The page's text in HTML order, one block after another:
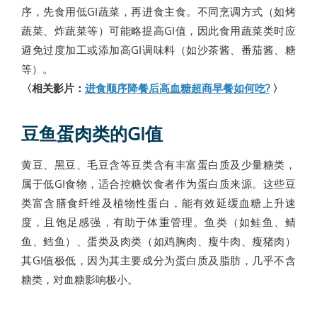
序，先食用低GI蔬菜，再进食主食。不同烹调方式（如烤
蔬菜、炸蔬菜等）可能略提高GI值，因此食用蔬菜类时应
避免过度加工或添加高GI调味料（如沙茶酱、番茄酱、糖
等）。
〈相关影片： 进食顺序降餐后高血糖超商早餐如何吃?〉
豆鱼蛋肉类的GI值
黄豆、黑豆、毛豆含等豆类含有丰富蛋白质及少量糖类，
属于低GI食物，适合控糖饮食者作为蛋白质来源。这些豆
类富含膳食纤维及植物性蛋白，能有效延缓血糖上升速
度，且饱足感强，有助于体重管理。鱼类（如鲑鱼、鲭
鱼、鳕鱼）、蛋类及肉类（如鸡胸肉、瘦牛肉、瘦猪肉）
其GI值极低，因为其主要成分为蛋白质及脂肪，几乎不含
糖类，对血糖影响极小。